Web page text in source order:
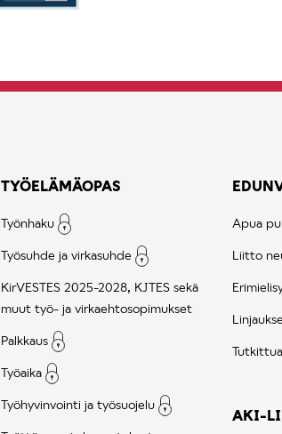
TYÖELÄMÄOPAS
Työnhaku
Työsuhde ja virkasuhde
KirVESTES 2025-2028, KJTES sekä
muut työ- ja virkaehtosopimukset
Palkkaus
Työaika
Työhyvinvointi ja työsuojelu
Apua
Liitto
AKI-